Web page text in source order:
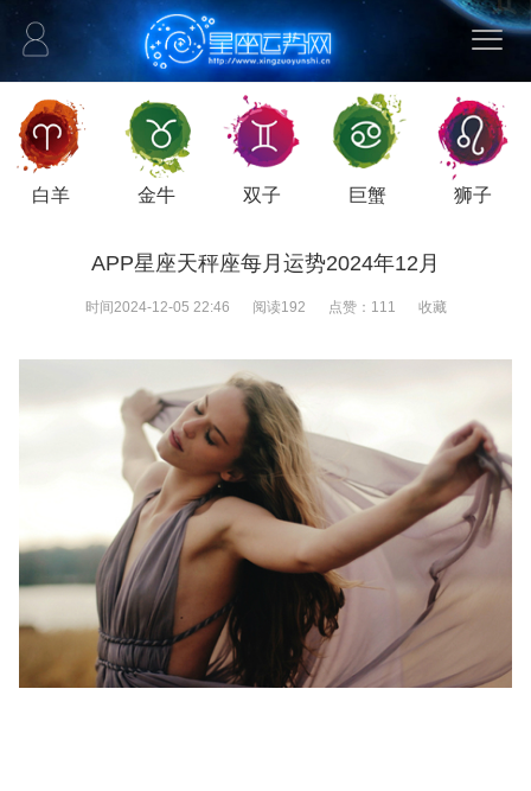
白羊 金牛 双子 巨蟹 狮子
APP星座天秤座每月运势2024年12月
时间2024-12-05 22:46 阅读192 点赞： 111 收藏